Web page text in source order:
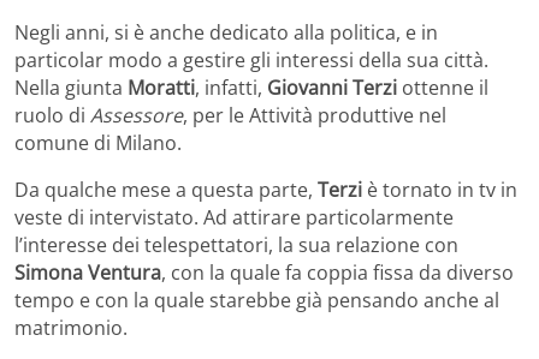
Negli anni, si è anche dedicato alla politica, e in
particolar modo a gestire gli interessi della sua città.
Nella giunta Moratti, infatti, Giovanni Terzi ottenne il
ruolo di Assessore, per le Attività produttive nel
comune di Milano.
Da qualche mese a questa parte, Terzi è tornato in tv in
veste di intervistato. Ad attirare particolarmente
l’interesse dei telespettatori, la sua relazione con
Simona Ventura, con la quale fa coppia fissa da diverso
tempo e con la quale starebbe già pensando anche al
matrimonio.